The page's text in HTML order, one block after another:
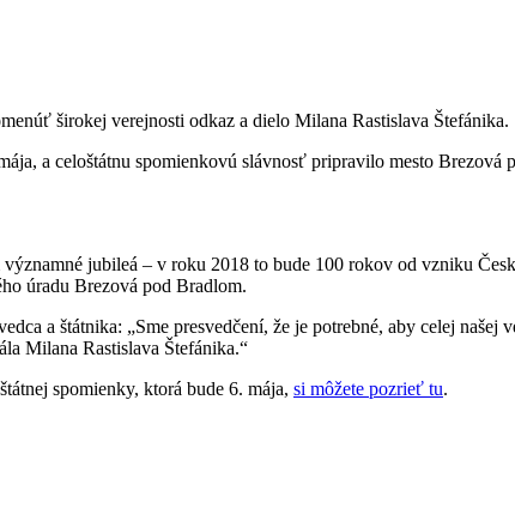
širokej verejnosti odkaz a dielo Milana Rastislava Štefánika.
a celoštátnu spomienkovú slávnosť pripravilo mesto Brezová
jubileá – v roku 2018 to bude 100 rokov od vzniku
úradu Brezová pod Bradlom.
a štátnika: „Sme presvedčení, že je potrebné, aby celej našej
Milana Rastislava Štefánika.“
spomienky, ktorá bude 6. mája, si môžete pozrieť tu.